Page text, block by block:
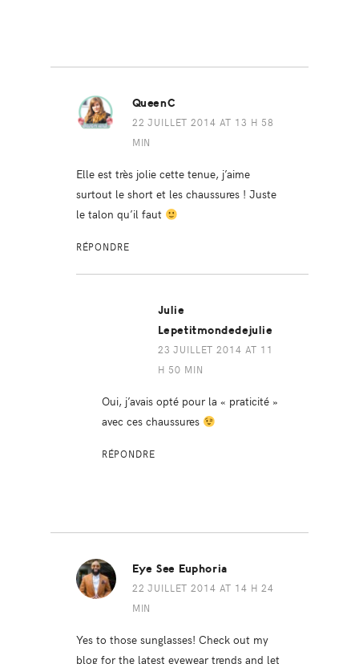
QueenC
22 JUILLET 2014 AT 13 H 58
MIN
Elle est très jolie cette tenue, j’aime
surtout le short et les chaussures ! Juste
le talon qu’il faut
RÉPONDRE
Julie
Lepetitmondedejulie
23 JUILLET 2014 AT 11
H 50 MIN
Oui, j’avais opté pour la « praticité »
avec ces chaussures
RÉPONDRE
Eye See Euphoria
22 JUILLET 2014 AT 14 H 24
MIN
Yes to those sunglasses! Check out my
blog for the latest eyewear trends and let